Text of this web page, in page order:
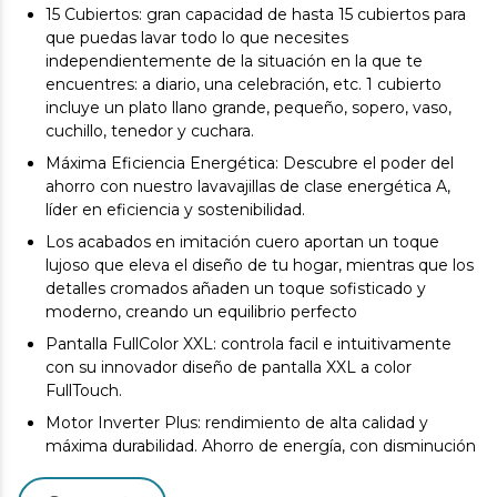
15 Cubiertos: gran capacidad de hasta 15 cubiertos para
que puedas lavar todo lo que necesites
independientemente de la situación en la que te
encuentres: a diario, una celebración, etc. 1 cubierto
incluye un plato llano grande, pequeño, sopero, vaso,
cuchillo, tenedor y cuchara.
Máxima Eficiencia Energética: Descubre el poder del
ahorro con nuestro lavavajillas de clase energética A,
líder en eficiencia y sostenibilidad.
Los acabados en imitación cuero aportan un toque
lujoso que eleva el diseño de tu hogar, mientras que los
detalles cromados añaden un toque sofisticado y
moderno, creando un equilibrio perfecto
Pantalla FullColor XXL: controla facil e intuitivamente
con su innovador diseño de pantalla XXL a color
FullTouch.
Motor Inverter Plus: rendimiento de alta calidad y
máxima durabilidad. Ahorro de energía, con disminución
lavavajillas hará menos ruido durante su funcionamiento.